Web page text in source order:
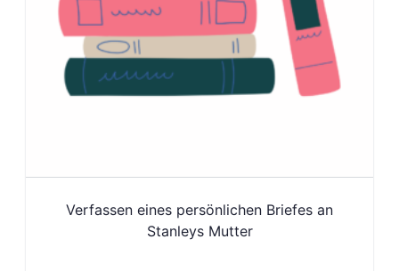
Verfassen eines persönlichen Briefes an
Stanleys Mutter